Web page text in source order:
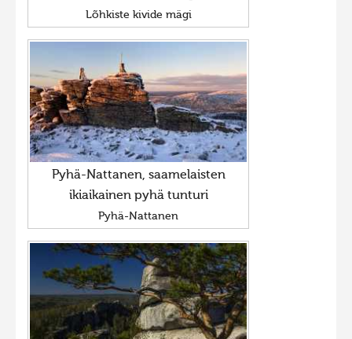
Фотоконкурс 2015
Фотоконкурс 2013
Фотоконкурс 2012
Фотоконкурс 2011
Фотоконкурс 2010
Фотоконкурс 2008
Lõhkiste kivide mägi
Pyhä-Nattanen, saamelaisten
ikiaikainen pyhä tunturi
Pyhä-Nattanen